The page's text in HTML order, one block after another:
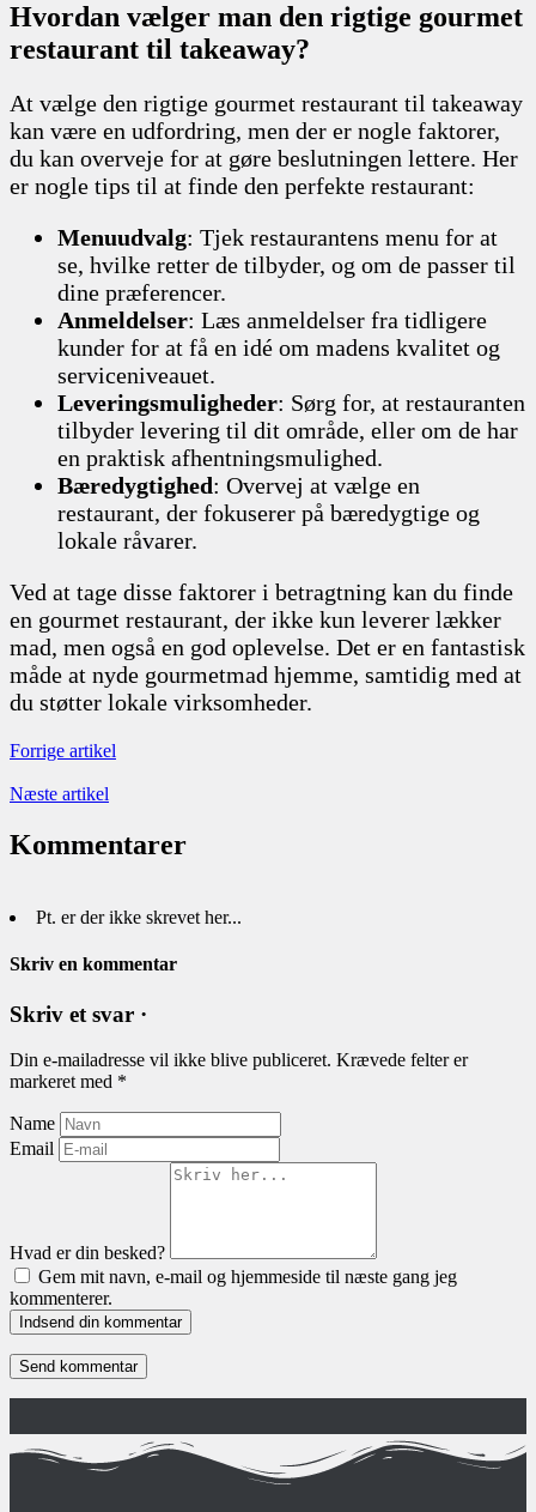
Hvordan vælger man den rigtige gourmet
restaurant til takeaway?
At vælge den rigtige gourmet restaurant til takeaway
kan være en udfordring, men der er nogle faktorer,
du kan overveje for at gøre beslutningen lettere. Her
er nogle tips til at finde den perfekte restaurant:
Menuudvalg: Tjek restaurantens menu for at
se, hvilke retter de tilbyder, og om de passer til
dine præferencer.
Anmeldelser: Læs anmeldelser fra tidligere
kunder for at få en idé om madens kvalitet og
serviceniveauet.
Leveringsmuligheder: Sørg for, at restauranten
tilbyder levering til dit område, eller om de har
en praktisk afhentningsmulighed.
Bæredygtighed: Overvej at vælge en
restaurant, der fokuserer på bæredygtige og
lokale råvarer.
Ved at tage disse faktorer i betragtning kan du finde
en gourmet restaurant, der ikke kun leverer lækker
mad, men også en god oplevelse. Det er en fantastisk
måde at nyde gourmetmad hjemme, samtidig med at
du støtter lokale virksomheder.
Forrige artikel
Næste artikel
Kommentarer
Pt. er der ikke skrevet her...
Skriv en kommentar
Skriv et svar ·
Din e-mailadresse vil ikke blive publiceret. Krævede felter er
markeret med *
Name
Email
Hvad er din besked?
Gem mit navn, e-mail og hjemmeside til næste gang jeg
kommenterer.
Indsend din kommentar